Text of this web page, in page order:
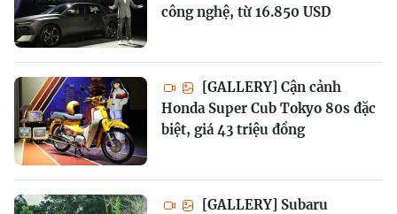
công nghệ, từ 16.850 USD
[GALLERY] Cận cảnh
Honda Super Cub Tokyo 80s đặc
biệt, giá 43 triệu đồng
[GALLERY] Subaru